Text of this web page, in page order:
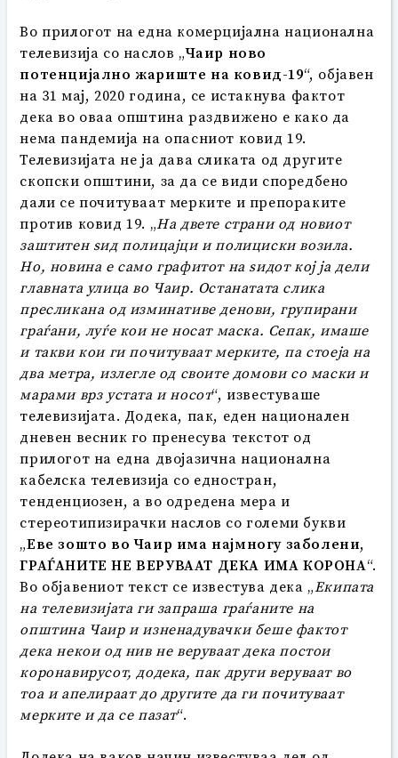
Во прилогот на една комерцијална национална
телевизија со наслов „Чаир ново
потенцијално жариште на ковид-19“, објавен
на 31 мај, 2020 година, се истакнува фактот
дека во оваа општина раздвижено е како да
нема пандемија на опасниот ковид 19.
Телевизијата не ја дава сликата од другите
скопски општини, за да се види споредбено
дали се почитуваат мерките и препораките
против ковид 19. „На двете страни од новиот
заштитен ѕид полицајци и полициски возила.
Но, новина е само графитот на ѕидот кој ја дели
главната улица во Чаир. Останатата слика
пресликана од изминативе денови, групирани
граѓани, луѓе кои не носат маска. Сепак, имаше
и такви кои ги почитуваат мерките, па стоеја на
два метра, излегле од своите домови со маски и
марами врз устата и носот“, известуваше
телевизијата. Додека, пак, еден национален
дневен весник го пренесува текстот од
прилогот на една двојазична национална
кабелска телевизија со едностран,
тенденциозен, а во одредена мера и
стереотипизирачки наслов со големи букви
„Еве зошто во Чаир има најмногу заболени,
ГРАЃАНИТЕ НЕ ВЕРУВААТ ДЕКА ИМА КОРОНА“.
Во објавениот текст се известува дека „Екипата
на телевизијата ги запраша граѓаните на
општина Чаир и изненадувачки беше фактот
дека некои од нив не веруваат дека постои
коронавирусот, додека, пак други веруваат во
тоа и апелираат до другите да ги почитуваат
мерките и да се пазат“.